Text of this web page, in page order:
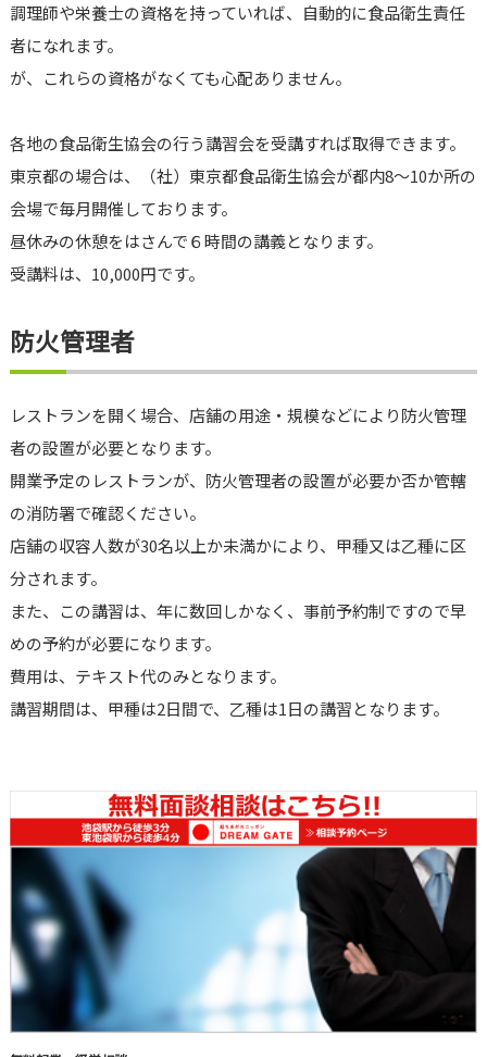
調理師や栄養士の資格を持っていれば、自動的に食品衛生責任
者になれます。
が、これらの資格がなくても心配ありません。
各地の食品衛生協会の行う講習会を受講すれば取得できます。
東京都の場合は、（社）東京都食品衛生協会が都内8～10か所の
会場で毎月開催しております。
昼休みの休憩をはさんで６時間の講義となります。
受講料は、10,000円です。
防火管理者
レストランを開く場合、店舗の用途・規模などにより防火管理
者の設置が必要となります。
開業予定のレストランが、防火管理者の設置が必要か否か管轄
の消防署で確認ください。
店舗の収容人数が30名以上か未満かにより、甲種又は乙種に区
分されます。
また、この講習は、年に数回しかなく、事前予約制ですので早
めの予約が必要になります。
費用は、テキスト代のみとなります。
講習期間は、甲種は2日間で、乙種は1日の講習となります。